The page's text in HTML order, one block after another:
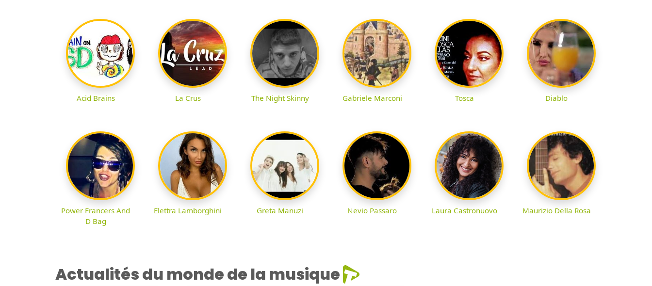
Acid Brains La Crus The Night Skinny Gabriele Marconi Tosca Diablo
Power Francers And
D Bag
Elettra Lamborghini Greta Manuzi Nevio Passaro Laura Castronuovo Maurizio Della Rosa
Actualités du monde de la musique